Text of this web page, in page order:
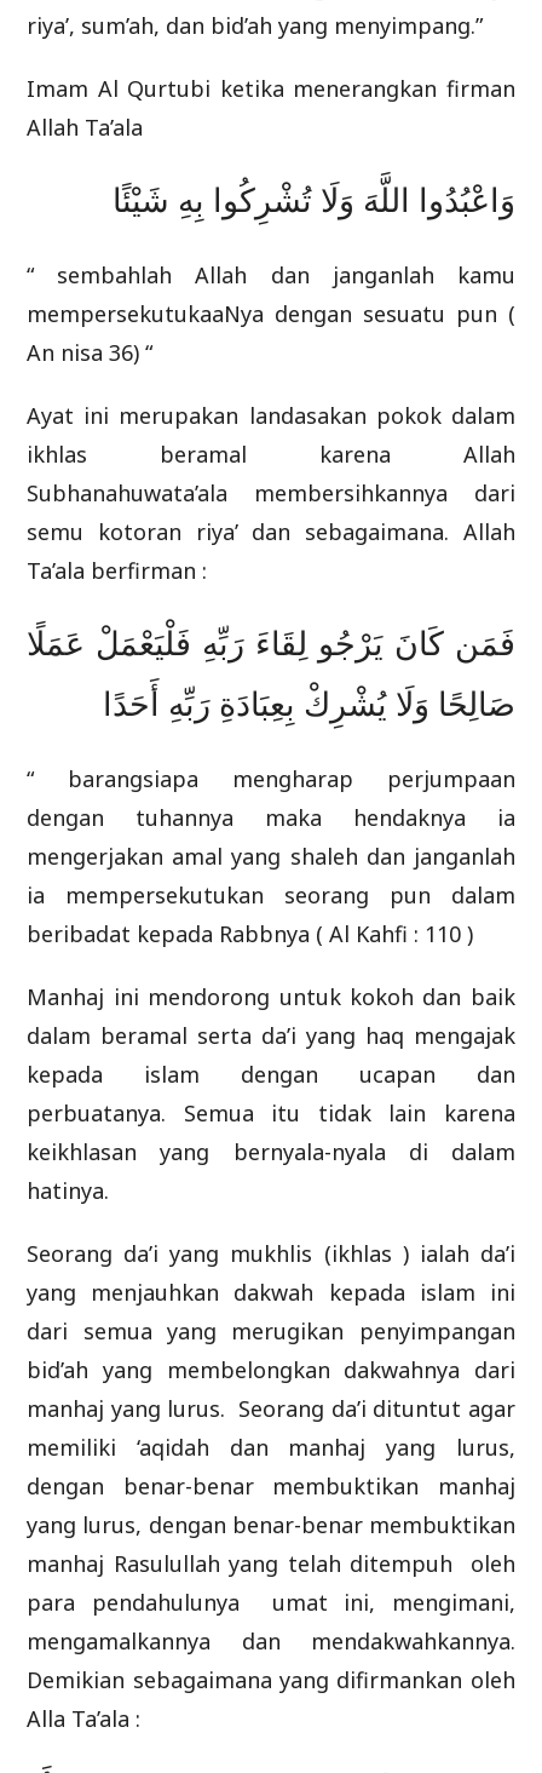
riya’, sum’ah, dan bid’ah yang menyimpang.”
Imam Al Qurtubi ketika menerangkan firman
Allah Ta’ala
وَاعْبُدُوا اللَّهَ وَلَا تُشْرِكُوا بِهِ شَيْئًا
“ sembahlah Allah dan janganlah kamu
mempersekutukaaNya dengan sesuatu pun (
An nisa 36) “
Ayat ini merupakan landasakan pokok dalam
ikhlas beramal karena Allah
Subhanahuwata’ala membersihkannya dari
semu kotoran riya’ dan sebagaimana. Allah
Ta’ala berfirman :
فَمَن كَانَ يَرْجُو لِقَاءَ رَبِّهِ فَلْيَعْمَلْ عَمَلًا
صَالِحًا وَلَا يُشْرِكْ بِعِبَادَةِ رَبِّهِ أَحَدًا
“ barangsiapa mengharap perjumpaan
dengan tuhannya maka hendaknya ia
mengerjakan amal yang shaleh dan janganlah
ia mempersekutukan seorang pun dalam
beribadat kepada Rabbnya ( Al Kahfi : 110 )
Manhaj ini mendorong untuk kokoh dan baik
dalam beramal serta da’i yang haq mengajak
kepada islam dengan ucapan dan
perbuatanya. Semua itu tidak lain karena
keikhlasan yang bernyala-nyala di dalam
hatinya.
Seorang da’i yang mukhlis (ikhlas ) ialah da’i
yang menjauhkan dakwah kepada islam ini
dari semua yang merugikan penyimpangan
bid’ah yang membelongkan dakwahnya dari
manhaj yang lurus. Seorang da’i dituntut agar
memiliki ‘aqidah dan manhaj yang lurus,
dengan benar-benar membuktikan manhaj
yang lurus, dengan benar-benar membuktikan
manhaj Rasulullah yang telah ditempuh oleh
para pendahulunya umat ini, mengimani,
mengamalkannya dan mendakwahkannya.
Demikian sebagaimana yang difirmankan oleh
Alla Ta’ala :